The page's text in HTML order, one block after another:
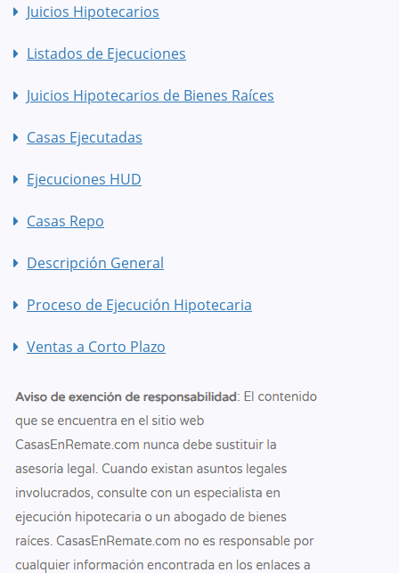
Juicios Hipotecarios
Listados de Ejecuciones
Juicios Hipotecarios de Bienes Raíces
Casas Ejecutadas
Ejecuciones HUD
Casas Repo
Descripción General
Proceso de Ejecución Hipotecaria
Ventas a Corto Plazo